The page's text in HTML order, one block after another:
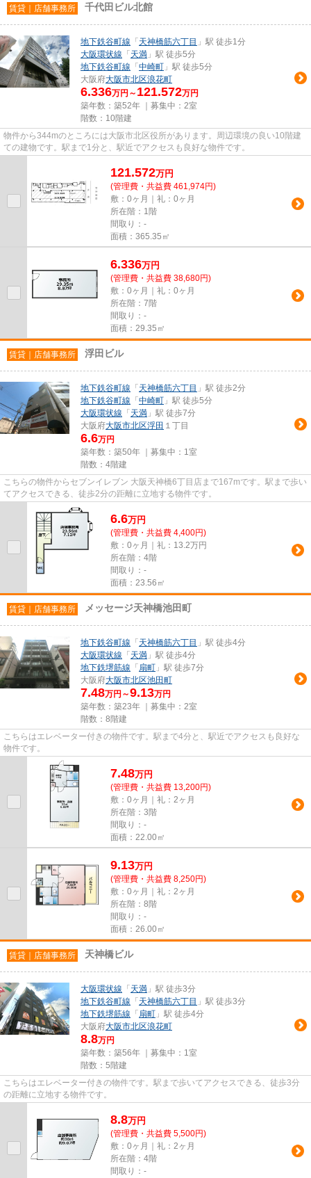
賃貸｜店舗事務所 千代田ビル北館
地下鉄谷町線 「 天神橋筋六丁目 」駅 徒歩1分
大阪環状線 「 天満 」駅 徒歩5分
地下鉄谷町線 「 中崎町 」駅 徒歩5分
大阪府大阪市北区浪花町
6.336万円～ 121.572万円
築年数：築52年 ｜募集中： 2室
階数：10階建
物件から344mのところには大阪市北区役所があります。周辺環境の良い10階建
ての建物です。駅まで1分と、駅近でアクセスも良好な物件です。
121.572万円
(管理費・共益費 461,974円)
敷：0ヶ月｜礼：0ヶ月
所在階：1階
間取り：-
面積：365.35㎡
6.336万円
(管理費・共益費 38,680円)
敷：0ヶ月｜礼：0ヶ月
所在階：7階
間取り：-
面積：29.35㎡
賃貸｜店舗事務所 浮田ビル
地下鉄谷町線 「 天神橋筋六丁目 」駅 徒歩2分
地下鉄谷町線 「 中崎町 」駅 徒歩5分
大阪環状線 「 天満 」駅 徒歩7分
大阪府大阪市北区浮田 １丁目
6.6万円
築年数：築50年 ｜募集中： 1室
階数：4階建
こちらの物件からセブンイレブン 大阪天神橋6丁目店まで167mです。駅まで歩い
てアクセスできる、徒歩2分の距離に立地する物件です。
6.6万円
(管理費・共益費 4,400円)
敷：0ヶ月｜礼：13.2万円
所在階：4階
間取り：-
面積：23.56㎡
賃貸｜店舗事務所 メッセージ天神橋池田町
地下鉄谷町線 「 天神橋筋六丁目 」駅 徒歩4分
大阪環状線 「 天満 」駅 徒歩4分
地下鉄堺筋線 「 扇町 」駅 徒歩7分
大阪府大阪市北区池田町
7.48万円～9.13万円
築年数：築23年 ｜募集中： 2室
階数：8階建
こちらはエレベーター付きの物件です。駅まで4分と、駅近でアクセスも良好な
物件です。
7.48万円
(管理費・共益費 13,200円)
敷：0ヶ月｜礼：2ヶ月
所在階：3階
間取り：-
面積：22.00㎡
9.13万円
(管理費・共益費 8,250円)
敷：0ヶ月｜礼：2ヶ月
所在階：8階
間取り：-
面積：26.00㎡
賃貸｜店舗事務所 天神橋ビル
大阪環状線 「 天満 」駅 徒歩3分
地下鉄谷町線 「 天神橋筋六丁目 」駅 徒歩3分
地下鉄堺筋線 「 扇町 」駅 徒歩4分
大阪府大阪市北区浪花町
8.8万円
築年数：築56年 ｜募集中： 1室
階数：5階建
こちらはエレベーター付きの物件です。駅まで歩いてアクセスできる、徒歩3分
の距離に立地する物件です。
8.8万円
(管理費・共益費 5,500円)
敷：0ヶ月｜礼：2ヶ月
所在階：4階
間取り：-